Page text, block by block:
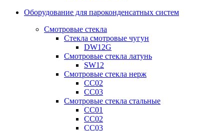
Оборудование для пароконденсатных систем
Смотровые стекла
Стекла смотровые чугун
DW12G
Смотровые стекла латунь
SW12
Смотровые стекла нерж
СС02
СС03
Смотровые стекла стальные
СС01
СС02
СС03